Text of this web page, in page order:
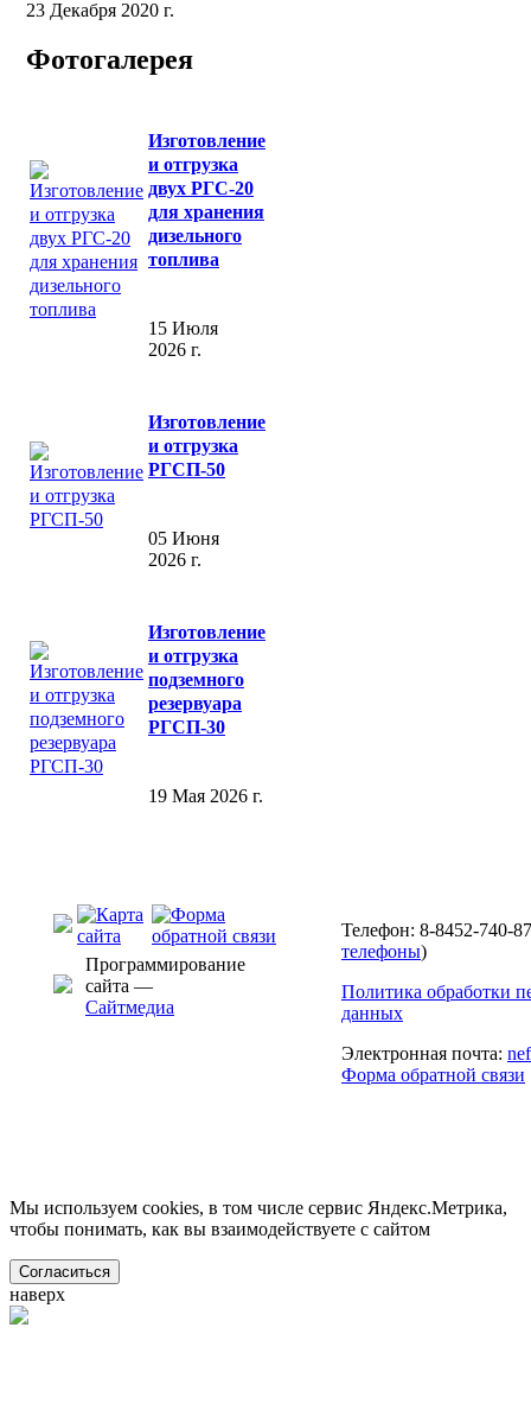
23 Декабря 2020 г.
Фотогалерея
Изготовление
и отгрузка
двух РГС-20
для хранения
дизельного
топлива
15 Июля
2026 г.
Изготовление
и отгрузка
РГСП-50
05 Июня
2026 г.
Изготовление
и отгрузка
подземного
резервуара
РГСП-30
19 Мая 2026 г.
Программирование
сайта —
Сайтмедиа
Телефон: 8-8452-740-
телефоны)
Политика обработки
данных
Электронная почта:
Форма обратной связи
Мы используем cookies, в том числе сервис Яндекс.Метрика,
чтобы понимать, как вы взаимодействуете с сайтом
Согласиться
наверх